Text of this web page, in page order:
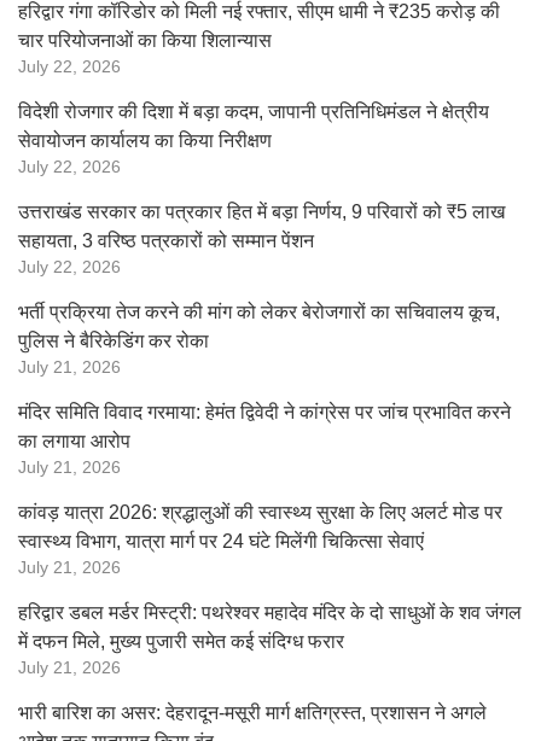
हरिद्वार गंगा कॉरिडोर को मिली नई रफ्तार, सीएम धामी ने ₹235 करोड़ की
चार परियोजनाओं का किया शिलान्यास
July 22, 2026
विदेशी रोजगार की दिशा में बड़ा कदम, जापानी प्रतिनिधिमंडल ने क्षेत्रीय
सेवायोजन कार्यालय का किया निरीक्षण
July 22, 2026
उत्तराखंड सरकार का पत्रकार हित में बड़ा निर्णय, 9 परिवारों को ₹5 लाख
सहायता, 3 वरिष्ठ पत्रकारों को सम्मान पेंशन
July 22, 2026
भर्ती प्रक्रिया तेज करने की मांग को लेकर बेरोजगारों का सचिवालय कूच,
पुलिस ने बैरिकेडिंग कर रोका
July 21, 2026
मंदिर समिति विवाद गरमाया: हेमंत द्विवेदी ने कांग्रेस पर जांच प्रभावित करने
का लगाया आरोप
July 21, 2026
कांवड़ यात्रा 2026: श्रद्धालुओं की स्वास्थ्य सुरक्षा के लिए अलर्ट मोड पर
स्वास्थ्य विभाग, यात्रा मार्ग पर 24 घंटे मिलेंगी चिकित्सा सेवाएं
July 21, 2026
हरिद्वार डबल मर्डर मिस्ट्री: पथरेश्वर महादेव मंदिर के दो साधुओं के शव जंगल
में दफन मिले, मुख्य पुजारी समेत कई संदिग्ध फरार
July 21, 2026
भारी बारिश का असर: देहरादून-मसूरी मार्ग क्षतिग्रस्त, प्रशासन ने अगले